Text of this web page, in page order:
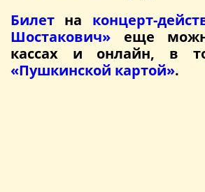
Билет на концерт-
Шостакович» еще
кассах и онлайн, в
«Пушкинской картой».